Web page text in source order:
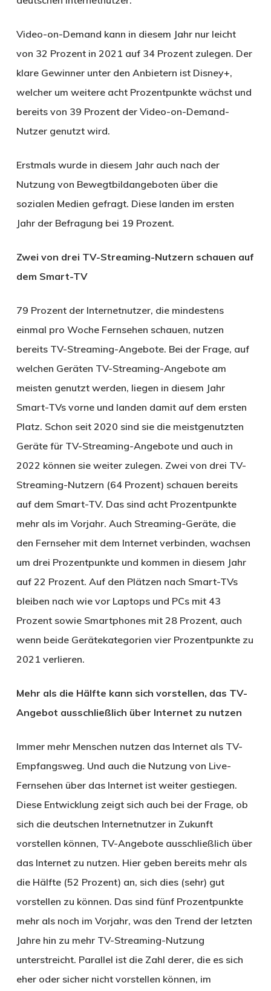
Video-on-Demand kann in diesem Jahr nur leicht
von 32 Prozent in 2021 auf 34 Prozent zulegen. Der
klare Gewinner unter den Anbietern ist Disney+,
welcher um weitere acht Prozentpunkte wächst und
bereits von 39 Prozent der Video-on-Demand-
Nutzer genutzt wird.
Erstmals wurde in diesem Jahr auch nach der
Nutzung von Bewegtbildangeboten über die
sozialen Medien gefragt. Diese landen im ersten
Jahr der Befragung bei 19 Prozent.
Zwei von drei TV-Streaming-Nutzern schauen auf
dem Smart-TV
79 Prozent der Internetnutzer, die mindestens
einmal pro Woche Fernsehen schauen, nutzen
bereits TV-Streaming-Angebote. Bei der Frage, auf
welchen Geräten TV-Streaming-Angebote am
meisten genutzt werden, liegen in diesem Jahr
Smart-TVs vorne und landen damit auf dem ersten
Platz. Schon seit 2020 sind sie die meistgenutzten
Geräte für TV-Streaming-Angebote und auch in
2022 können sie weiter zulegen. Zwei von drei TV-
Streaming-Nutzern (64 Prozent) schauen bereits
auf dem Smart-TV. Das sind acht Prozentpunkte
mehr als im Vorjahr. Auch Streaming-Geräte, die
den Fernseher mit dem Internet verbinden, wachsen
um drei Prozentpunkte und kommen in diesem Jahr
auf 22 Prozent. Auf den Plätzen nach Smart-TVs
bleiben nach wie vor Laptops und PCs mit 43
Prozent sowie Smartphones mit 28 Prozent, auch
wenn beide Gerätekategorien vier Prozentpunkte zu
2021 verlieren.
Mehr als die Hälfte kann sich vorstellen, das TV-
Angebot ausschließlich über Internet zu nutzen
Immer mehr Menschen nutzen das Internet als TV-
Empfangsweg. Und auch die Nutzung von Live-
Fernsehen über das Internet ist weiter gestiegen.
Diese Entwicklung zeigt sich auch bei der Frage, ob
sich die deutschen Internetnutzer in Zukunft
vorstellen können, TV-Angebote ausschließlich über
das Internet zu nutzen. Hier geben bereits mehr als
die Hälfte (52 Prozent) an, sich dies (sehr) gut
vorstellen zu können. Das sind fünf Prozentpunkte
mehr als noch im Vorjahr, was den Trend der letzten
Jahre hin zu mehr TV-Streaming-Nutzung
unterstreicht. Parallel ist die Zahl derer, die es sich
eher oder sicher nicht vorstellen können, im